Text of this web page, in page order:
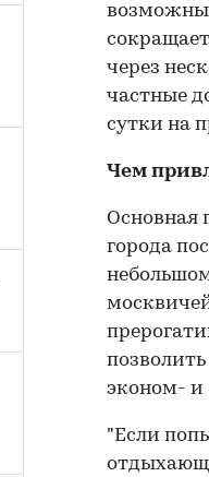
через
частные
сутки на
Чем
Основная
города
эконом- и
"Если